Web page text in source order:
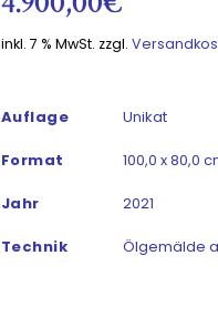
inkl. 7 % MwSt. zzgl.
Auflage Unikat
Format 100,0 x 80,0
Jahr 2021
Technik Ölgemälde